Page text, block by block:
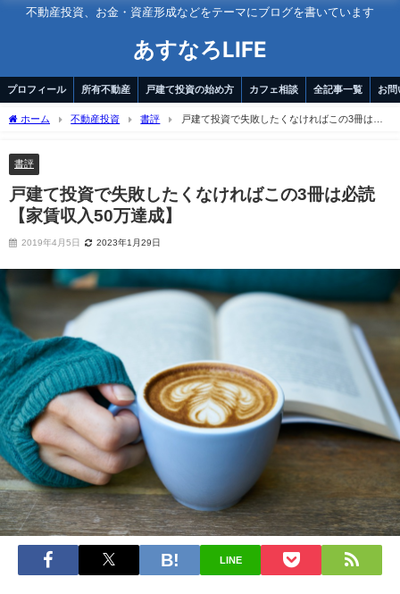
不動産投資、お金・資産形成などをテーマにブログを書いています
あすなろLIFE
プロフィール 所有不動産 戸建て投資の始め方 カフェ相談 全記事一覧 お
ホーム 不動産投資 書評
戸建て投資で失敗したくなければこの3冊は必
書評
戸建て投資で失敗したくなければこの3冊は必読
【家賃収入50万達成】
2019年4月5日 2023年1月29日
LINE